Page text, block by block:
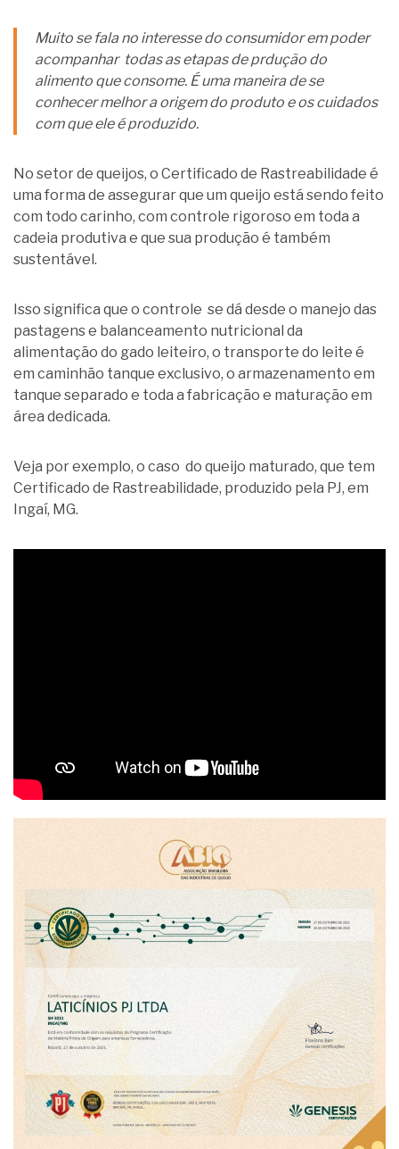
Muito se fala no interesse do consumidor em poder
acompanhar todas as etapas de prdução do
alimento que consome. É uma maneira de se
conhecer melhor a origem do produto e os cuidados
com que ele é produzido.
No setor de queijos, o Certificado de Rastreabilidade é
uma forma de assegurar que um queijo está sendo feito
com todo carinho, com controle rigoroso em toda a
cadeia produtiva e que sua produção é também
sustentável.
Isso significa que o controle se dá desde o manejo das
pastagens e balanceamento nutricional da
alimentação do gado leiteiro, o transporte do leite é
em caminhão tanque exclusivo, o armazenamento em
tanque separado e toda a fabricação e maturação em
área dedicada.
Veja por exemplo, o caso do queijo maturado, que tem
Certificado de Rastreabilidade, produzido pela PJ, em
Ingaí, MG.